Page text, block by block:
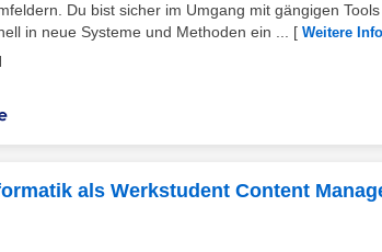
Du bist sicher im Umgang mit gängigen
in neue Systeme und Methoden ein ...
[ Weitere
als Werkstudent Content